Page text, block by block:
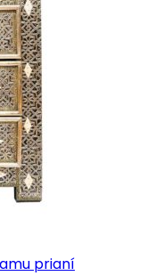
prianí